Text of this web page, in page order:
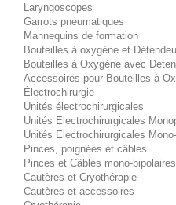
Laryngoscopes
Garrots pneumatiques
Mannequins de formation
Bouteilles à oxygène et
Bouteilles à Oxygène avec
Accessoires pour Bouteilles à
Électrochirurgie
Unités électrochirurgicales
Unités Electrochirurgicales
Unités Electrochirurgicales
Pinces, poignées et câbles
Pinces et Câbles mono-bipolaires
Cautères et Cryothérapie
Cautères et accessoires